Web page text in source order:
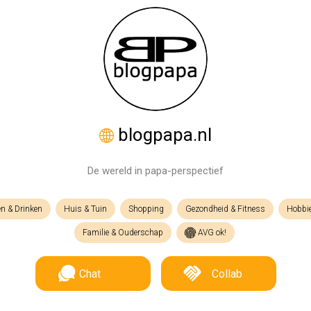
blogpapa.nl
De wereld in papa-perspectief
& Drinken Huis & Tuin Shopping Gezondheid & Fitness
Familie & Ouderschap AVG ok!
Chat Collab